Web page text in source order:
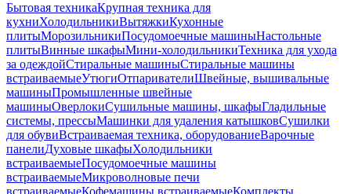
Бытовая техникаКрупная техника для
кухниХолодильникиВытяжкиКухонные
плитыМорозильникиПосудомоечные машиныНастольные
плитыВинные шкафыМини-холодильникиТехника для ухода
за одеждойСтиральные машиныСтиральные машины
встраиваемыеУтюгиОтпаривателиШвейные, вышивальные
машиныПромышленные швейные
машиныОверлокиСушильные машины, шкафыГладильные
системы, прессыМашинки для удаления катышковСушилки
для обувиВстраиваемая техника, оборудованиеВарочные
панелиДуховые шкафыХолодильники
встраиваемыеПосудомоечные машины
встраиваемыеМикроволновые печи
встраиваемыеКофемашины встраиваемыеКомплекты